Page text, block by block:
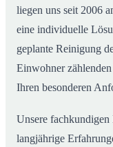
liegen uns seit 2006
eine individuelle
geplante Reinigung
Einwohner
Ihren besonderen
Unsere fachkundigen
langjährige